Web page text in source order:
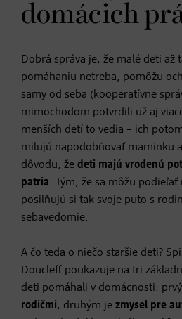
domácich
Dobrá správa je, že malé deti až
pomáhaniu netreba, pomôžu
samy od seba (kooperatívne
mimochodom potvrdili už aj
menších detí to vedia – ich
milujú napodobňovať maminku
dôvodu, že deti majú vrodenú
patria. Tým, že sa môžu
posilňujú si tak svoje puto s
sebavedomie.
A čo teda o niečo staršie deti?
Doucleff poukazuje na tri
deti pomáhali v domácnosti:
rodičmi, druhým je zmysel pre